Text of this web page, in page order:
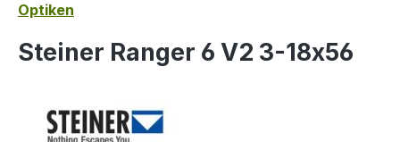
Optiken
Steiner Ranger 6 V2 3-18x56